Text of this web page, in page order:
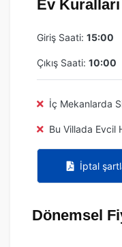
Ev
Giriş Saati: 15:00
Çıkış Saati: 10:00
İç Mekanlarda
Bu Villada Evcil
İptal
Dönemsel